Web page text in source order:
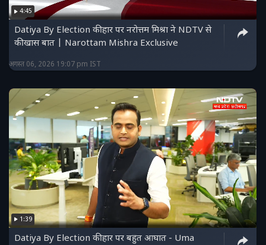
4:45
Datiya By Election की हार पर नरोत्तम मिश्रा ने NDTV से
की खास बात | Narottam Mishra Exclusive
अगस्त 06, 2026 19:07 pm IST
1:39
Datiya By Election की हार पर बहुत आघात - Uma